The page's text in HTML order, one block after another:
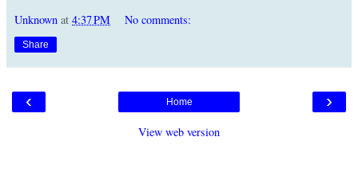
Unknown at 4:37 PM No comments:
Share
‹ ›
Home
View web version